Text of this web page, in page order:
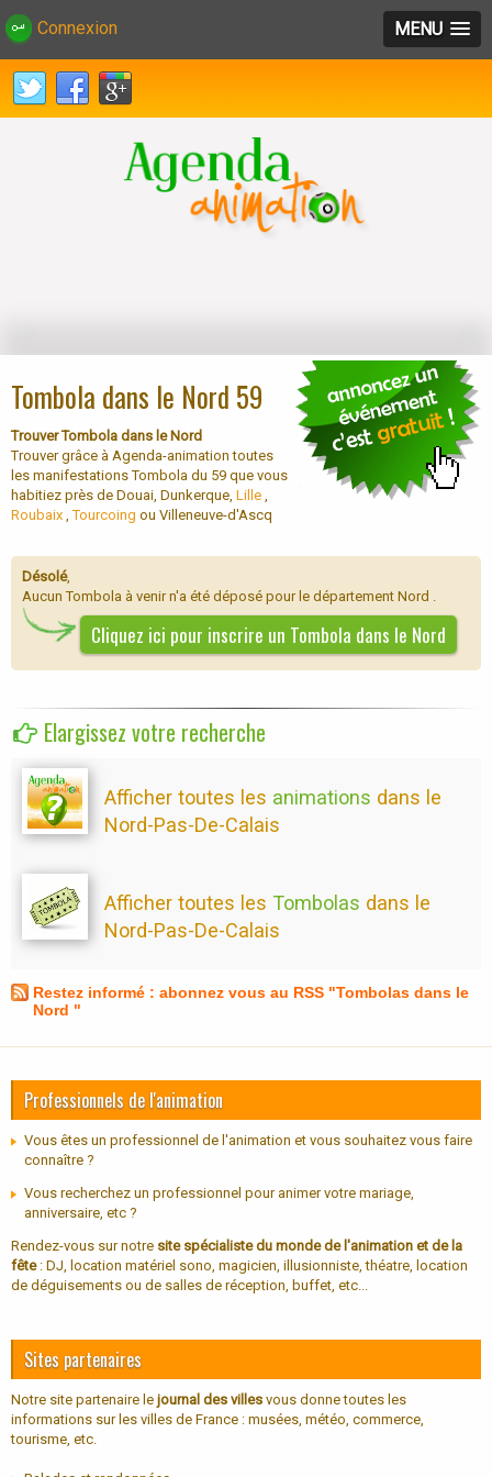
Connexion MENU
Tombola dans le Nord 59
Trouver Tombola dans le Nord
Trouver grâce à Agenda-animation toutes
les manifestations Tombola du 59 que vous
habitiez près de Douai, Dunkerque, Lille
Roubaix Tourcoing ou Villeneuve-d'Ascq
Désolé,
Aucun Tombola à venir n'a été déposé pour le département Nord .
Cliquez ici pour inscrire un Tombola dans le Nord
Elargissez votre recherche
Afficher toutes les animations dans le
Nord-Pas-De-Calais
Afficher toutes les Tombolas dans le
Nord-Pas-De-Calais
Restez informé : abonnez vous au RSS "Tombolas dans le
Nord "
Professionnels de l'animation
Vous êtes un professionnel de l'animation et vous souhaitez vous faire
connaître ?
Vous recherchez un professionnel pour animer votre mariage,
anniversaire, etc ?
Rendez-vous sur notre site spécialiste du monde de l'animation et de la
fête: DJ, location matériel sono, magicien, illusionniste, théatre, location
de déguisements ou de salles de réception, buffet, etc...
Sites partenaires
Notre site partenaire le journal des villes vous donne toutes les
informations sur les villes de France : musées, météo, commerce,
tourisme, etc.